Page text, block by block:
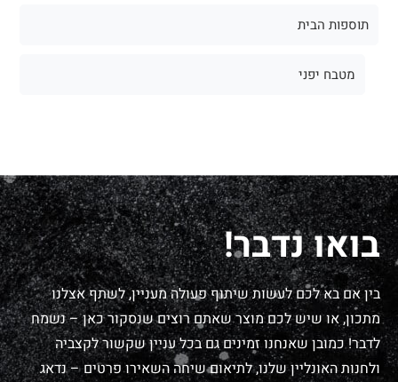
תוספות הבית
מטבח יפני
בואו נדבר!
בין אם בא לכם לעשות שיתוף פעולה מעניין, לשתף אצלנו
מתכון, או שיש לכם מוצר שאתם רוצים שנסקור כאן – נשמח
לדבר! כמובן שאנחנו זמינים גם בכל עניין שקשור לקצביה
ולחנות האונליין שלנו, לתיאום שיחה השאירו פרטים – נדאג